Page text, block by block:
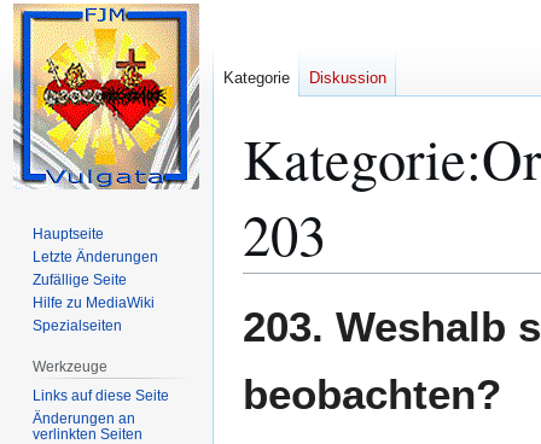
Kategorie:
203
Navigation
Suche
203. Weshalb
beobachten?
Kategorie Diskussion
Hauptseite
Letzte Änderungen
Zufällige Seite
Hilfe zu MediaWiki
Spezialseiten
Werkzeuge
Links auf diese Seite
Änderungen an
verlinkten Seiten